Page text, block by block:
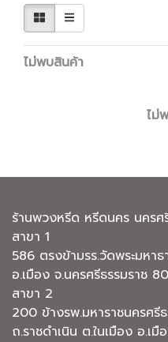
ไม่พบสินค้า
ไม่
ร้านพวงหรีด หรีดนคร นครศ
สาขา 1
586 ตรงข้ามรร.วัดพระมหา
อ.เมือง จ.นครศรีธรรมราช
สาขา 2
200 ข้างรพ.มหาราชนครศรี
ถ.ราชดำเนิน ต.ในเมือง อ.เ